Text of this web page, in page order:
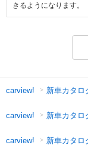
きるようになります。
carview! 新車カタロ
carview! 新車カタロ
carview! 新車カタロ